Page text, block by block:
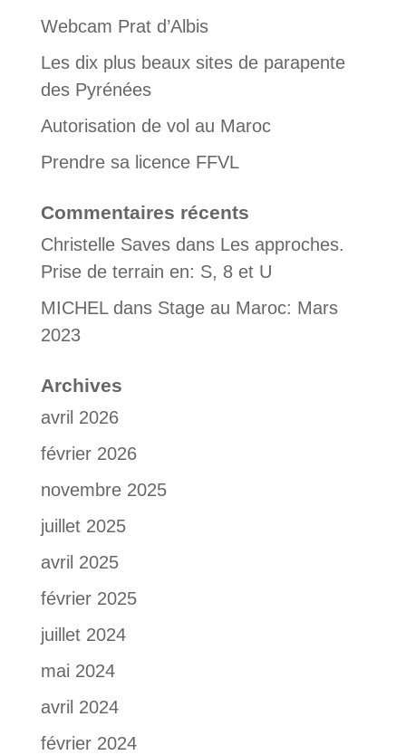
Webcam Prat d’Albis
Les dix plus beaux sites de parapente
des Pyrénées
Autorisation de vol au Maroc
Prendre sa licence FFVL
Commentaires récents
Christelle Savesdans Les approches.
Prise de terrain en: S, 8 et U
MICHELdans Stage au Maroc: Mars
2023
Archives
avril 2026
février 2026
novembre 2025
juillet 2025
avril 2025
février 2025
juillet 2024
mai 2024
avril 2024
février 2024